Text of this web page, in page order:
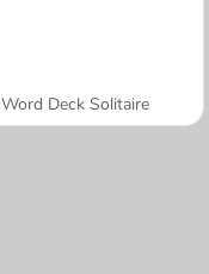
Word Deck Solitaire